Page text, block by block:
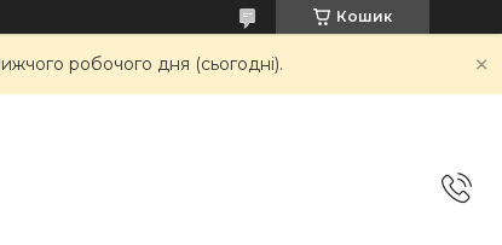
Кошик
робочого дня (сьогодні).